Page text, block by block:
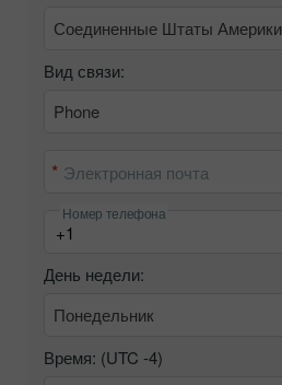
Соединенные Штаты Америки
Вид связи:
Phone
Электронная почта
Номер телефона
День недели:
Понедельник
Время: (UTC -4)